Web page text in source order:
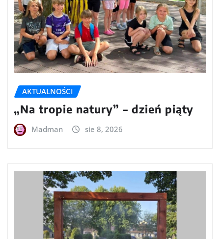
AKTUALNOŚCI
„Na tropie natury” – dzień piąty
Madman sie 8, 2026